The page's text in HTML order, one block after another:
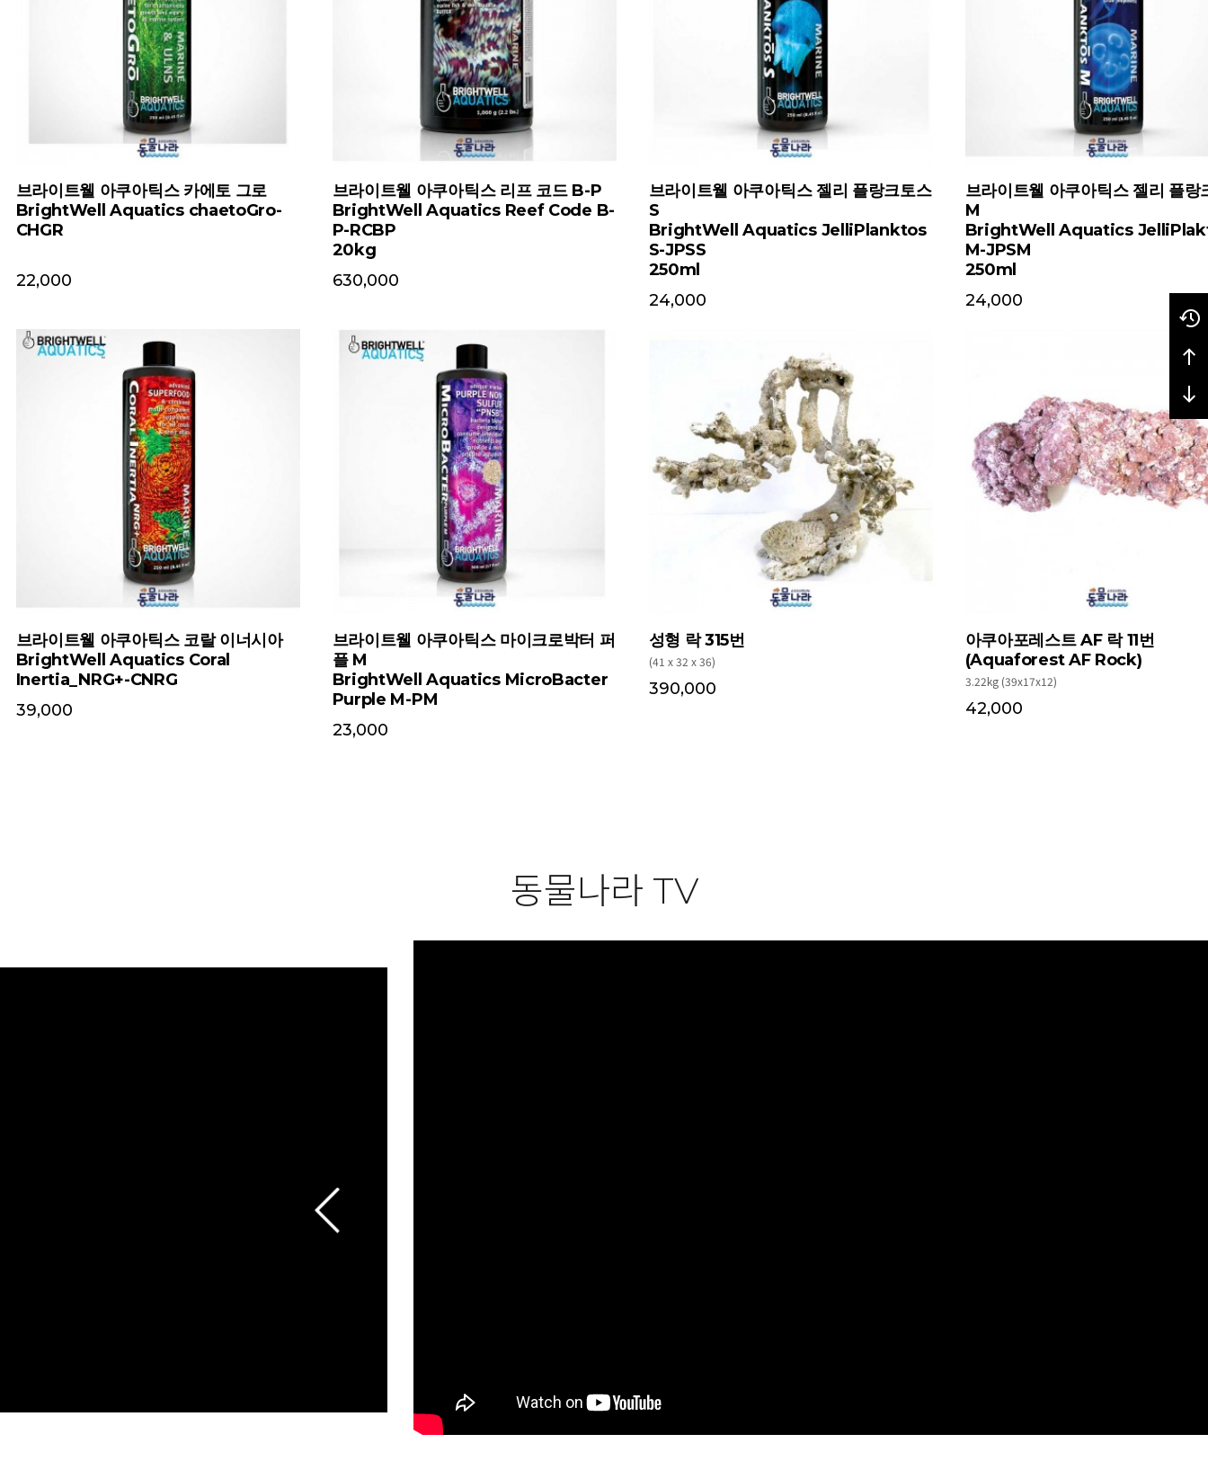
브라이트웰 아쿠아틱스 카에토 그로
BrightWell Aquatics chaetoGro-
CHGR
22,000
브라이트웰 아쿠아틱스 리프 코드 B-P
BrightWell Aquatics Reef Code B-
P-RCBP
20kg
630,000
브라이트웰 아쿠아틱스 젤리 플랑크토스
S
BrightWell Aquatics JelliPlanktos
S-JPSS
250ml
24,000
브라이트웰 아쿠아틱스 젤리 플랑
M
BrightWell Aquatics
M-JPSM
250ml
24,000
브라이트웰 아쿠아틱스 코랄 이너시아
BrightWell Aquatics Coral
Inertia_NRG+-CNRG
39,000
브라이트웰 아쿠아틱스 마이크로박터 퍼
플 M
BrightWell Aquatics MicroBacter
Purple M-PM
23,000
성형 락 315번
(41 x 32 x 36)
390,000
아쿠아포레스트 AF 락 11번
(Aquaforest AF Rock)
3.22kg (39x17x12)
42,000
동물나라 TV